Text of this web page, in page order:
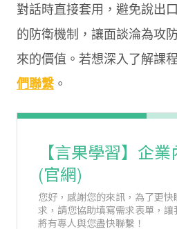
對話時直接套用，避免說出
的防衛機制，讓面談淪為攻
來的價值。若想深入了解課
們聯繫。